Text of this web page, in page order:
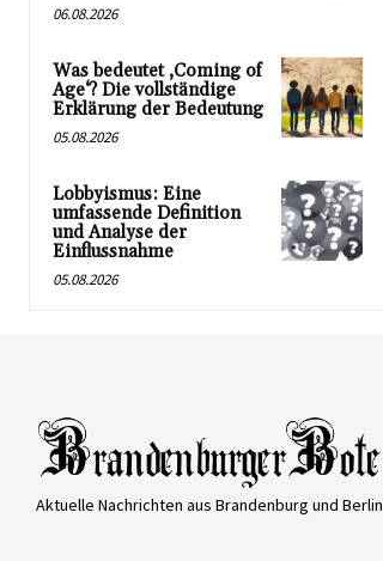
06.08.2026
Was bedeutet ‚Coming of
Age‘? Die vollständige
Erklärung der Bedeutung
05.08.2026
Lobbyismus: Eine
umfassende Definition
und Analyse der
Einflussnahme
05.08.2026
Aktuelle Nachrichten aus Brandenburg und Berlin